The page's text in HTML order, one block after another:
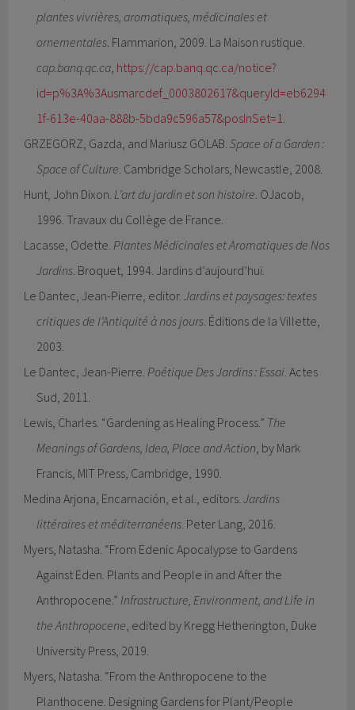
plantes vivrières, aromatiques, médicinales et
ornementales. Flammarion, 2009. La Maison rustique.
cap.banq.qc.ca, https://cap.banq.qc.ca/notice?
id=p%3A%3Ausmarcdef_0003802617&queryId=eb6294
1f-613e-40aa-888b-5bda9c596a57&posInSet=1.
GRZEGORZ, Gazda, and Mariusz GOLAB.Space of a Garden :
Space of Culture. Cambridge Scholars, Newcastle, 2008.
Hunt, John Dixon.L’art du jardin et son histoire. OJacob,
1996. Travaux du Collège de France.
Lacasse, Odette.Plantes Médicinales et Aromatiques de Nos
Jardins. Broquet, 1994. Jardins d’aujourd’hui.
Le Dantec, Jean-Pierre, editor.Jardins et paysages: textes
critiques de l’Antiquité à nos jours. Éditions de la Villette,
2003.
Le Dantec, Jean-Pierre.Poétique Des Jardins : Essai. Actes
Sud, 2011.
Lewis, Charles. “Gardening as Healing Process.” The
Meanings of Gardens, Idea, Place and Action, by Mark
Francis, MIT Press, Cambridge, 1990.
Medina Arjona, Encarnación, et al., editors.Jardins
littéraires et méditerranéens. Peter Lang, 2016.
Myers, Natasha. “From Edenic Apocalypse to Gardens
Against Eden. Plants and People in and After the
Anthropocene.”Infrastructure, Environment, and Life in
the Anthropocene, edited by Kregg Hetherington, Duke
University Press, 2019.
Myers, Natasha. “From the Anthropocene to the
Planthocene. Designing Gardens for Plant/People